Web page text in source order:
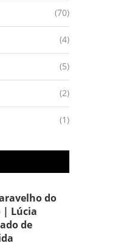
(70)
(4)
(5)
(2)
(1)
do
| Lúcia
de